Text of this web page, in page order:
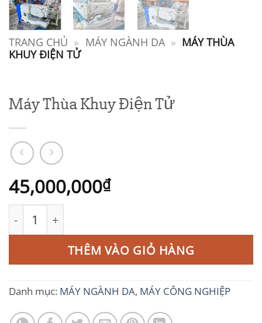
TRANG CHỦ » MÁY NGÀNH DA » MÁY THÙA
KHUY ĐIỆN TỬ
Máy Thùa Khuy Điện Tử
45,000,000₫
Máy Thùa Khuy Điện Tử số lượng
THÊM VÀO GIỎ HÀNG
Danh mục: MÁY NGÀNH DA, MÁY CÔNG NGHIỆP